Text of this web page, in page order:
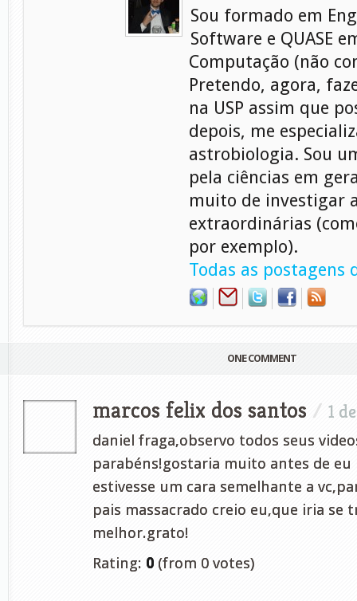
Sou formado em
Software e QUASE
Computação (não
Pretendo, agora,
na USP assim que
depois, me
astrobiologia. Sou
pela ciências em
muito de investigar
extraordinárias
por exemplo).
Todas as postagens
ONE COMMENT
marcos felix dos santos / 1
daniel fraga,observo todos seus
parabéns!gostaria muito antes de
estivesse um cara semelhante a
pais massacrado creio eu,que iria se
melhor.grato!
Rating: 0 (from 0 votes)